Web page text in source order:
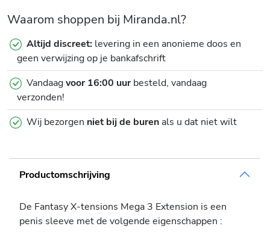
Waarom shoppen bij Miranda.nl?
Altijd discreet: levering in een anonieme doos en
geen verwijzing op je bankafschrift
Vandaagvoor 16:00 uurbesteld, vandaag
verzonden!
Wij bezorgen niet bij de burenals u dat niet wilt
Productomschrijving
De Fantasy X-tensions Mega 3 Extension is een
penis sleeve met de volgende eigenschappen :